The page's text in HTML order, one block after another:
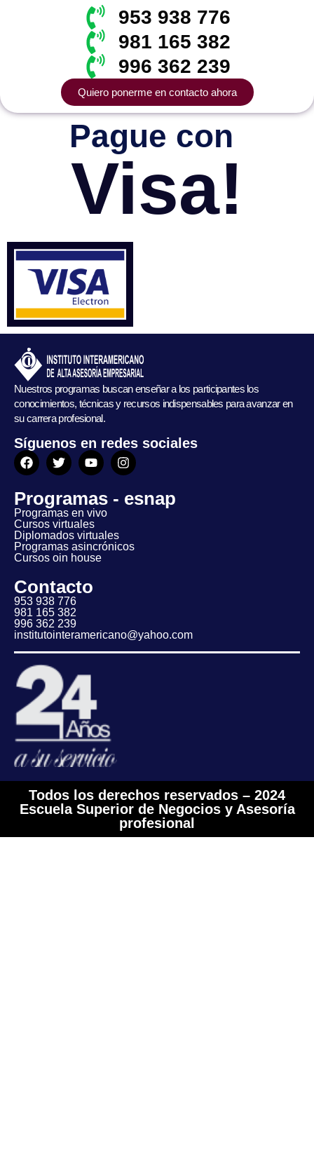
953 938 776
981 165 382
996 362 239
Quiero ponerme en contacto ahora
Pague con
Visa!
Nuestros programas buscan enseñar a los participantes los
conocimientos, técnicas y recursos indispensables para avanzar en
su carrera profesional.
Síguenos en redes sociales
Programas - esnap
Programas en vivo
Cursos virtuales
Diplomados virtuales
Programas asincrónicos
Cursos oin house
Contacto
953 938 776
981 165 382
996 362 239
institutointeramericano@yahoo.com
Todos los derechos reservados – 2024
Escuela Superior de Negocios y Asesoría
profesional